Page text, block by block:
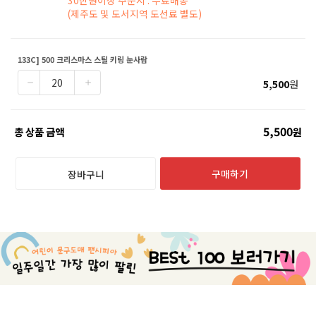
(제주도 및 도서지역 도선료 별도)
133C] 500 크리스마스 스틸 키링 눈사람
5,500원
총 상품 금액 5,500원
장바구니 구매하기